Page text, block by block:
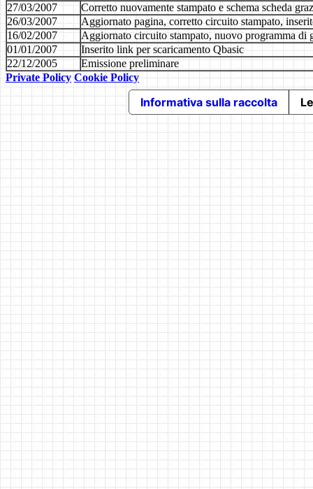
27/03/2007
Corretto nuovamente stampato e schema scheda
26/03/2007
Aggiornato pagina, corretto circuito stampato,
16/02/2007
Aggiornato circuito stampato, nuovo programma di
01/01/2007
Inserito link per scaricamento Qbasic
22/12/2005
Emissione preliminare
Private Policy Cookie Policy
Informativa sulla raccolta